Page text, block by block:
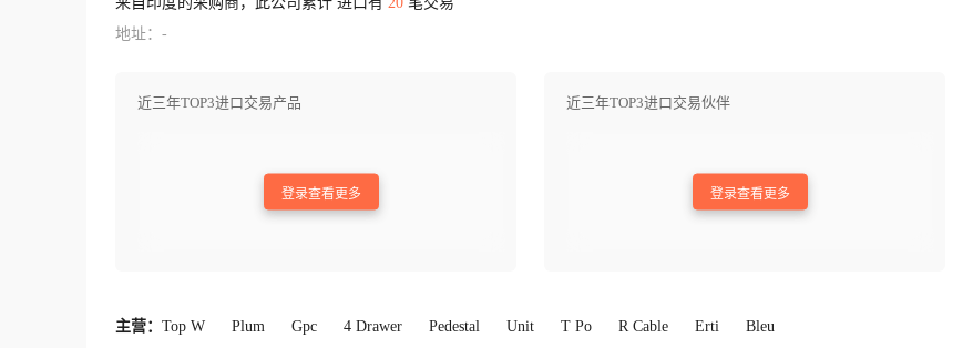
地址：-
近三年TOP3进口交易产品
登录查看更多
近三年TOP3进口交易伙伴
登录查看更多
主营： Top W Plum Gpc 4 Drawer Pedestal Unit T Po R Cable Erti Bleu